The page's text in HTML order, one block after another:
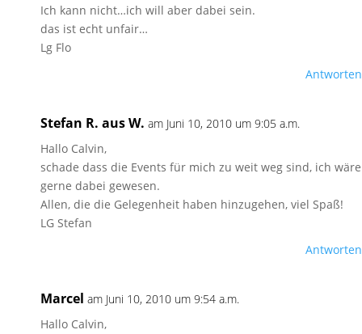
Ich kann nicht…ich will aber dabei sein.
das ist echt unfair…
Lg Flo
Antworten
Stefan R. aus W. am Juni 10, 2010 um 9:05 a.m.
Hallo Calvin,
schade dass die Events für mich zu weit weg sind, ich wäre
gerne dabei gewesen.
Allen, die die Gelegenheit haben hinzugehen, viel Spaß!
LG Stefan
Antworten
Marcel am Juni 10, 2010 um 9:54 a.m.
Hallo Calvin,